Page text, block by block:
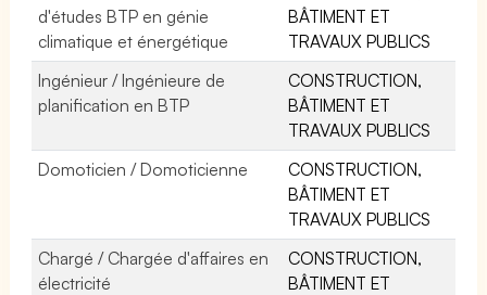
d'études BTP en génie
climatique et énergétique
BÂTIMENT ET
TRAVAUX PUBLICS
Ingénieur / Ingénieure de
planification en BTP
CONSTRUCTION,
BÂTIMENT ET
TRAVAUX PUBLICS
Domoticien / Domoticienne
CONSTRUCTION,
BÂTIMENT ET
TRAVAUX PUBLICS
Chargé / Chargée d'affaires en
électricité
CONSTRUCTION,
BÂTIMENT ET